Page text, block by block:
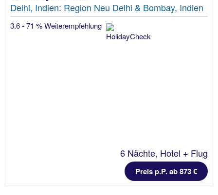
Delhi, Indien: Region Neu Delhi & Bombay, Indien
3.6 - 71 % Weiterempfehlung
6 Nächte, Hotel + Flug
Preis p.P. ab 873 €